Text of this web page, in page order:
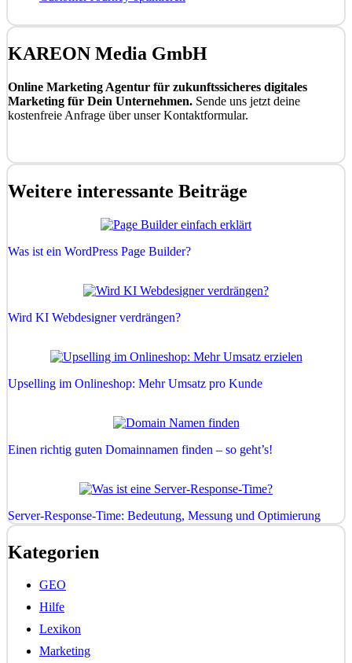
KAREON Media GmbH
Online Marketing Agentur für zukunftssicheres digitales
Marketing für Dein Unternehmen. Sende uns jetzt deine
kostenfreie Anfrage über unser Kontaktformular.
Weitere interessante Beiträge
Was ist ein WordPress Page Builder?
Wird KI Webdesigner verdrängen?
Upselling im Onlineshop: Mehr Umsatz pro Kunde
Einen richtig guten Domainnamen finden – so geht’s!
Server-Response-Time: Bedeutung, Messung und Optimierung
Kategorien
GEO
Hilfe
Lexikon
Marketing